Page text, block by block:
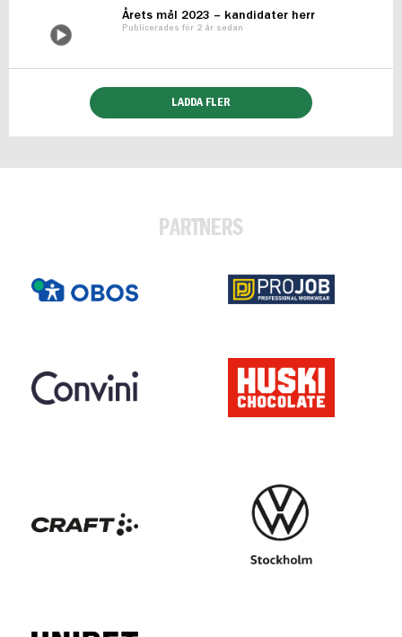
Årets mål 2023 – kandidater herr
Publicerades för 2 år sedan
LADDA FLER
PARTNERS